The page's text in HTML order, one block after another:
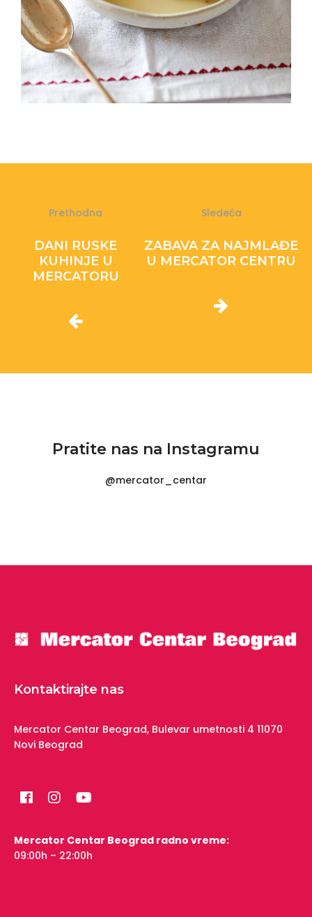
Prethodna
DANI RUSKE
KUHINJE U
MERCATORU
Sledeća
ZABAVA ZA NAJMLAĐE
U MERCATOR CENTRU
Pratite nas na Instagramu
@mercator_centar
Kontaktirajte nas
Mercator Centar Beograd, Bulevar umetnosti 4 11070
Novi Beograd
Mercator Centar Beograd radno vreme:
09:00h – 22:00h